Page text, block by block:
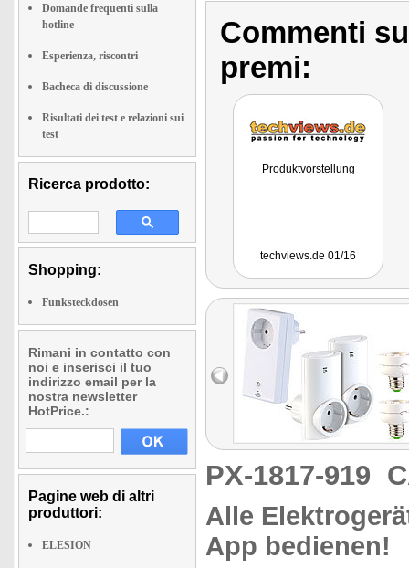
Domande frequenti sulla
hotline
Esperienza, riscontri
Bacheca di discussione
Risultati dei test e relazioni sui
test
Ricerca prodotto:
Shopping:
Funksteckdosen
Rimani in contatto con
noi e inserisci il tuo
indirizzo email per la
nostra newsletter
HotPrice.:
Pagine web di altri
produttori:
ELESION
Commenti
premi:
Produktvorstellung
techviews.de 01/16
PX-1817-919
Alle
App bedienen!